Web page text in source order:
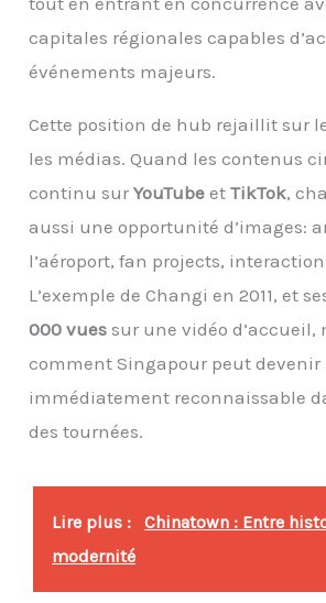
capitales régionales capables
événements majeurs.
Cette position de hub rejaillit sur
les médias. Quand les contenus
continu surYouTube etTikTok,
aussi une opportunité d’images:
l’aéroport, fan projects,
L’exemple de Changi en 2011, et
000 vues sur une vidéo d’accueil,
comment Singapour peut devenir
immédiatement reconnaissable
des tournées.
Lire plus :
Chinatown : Entre
modernité